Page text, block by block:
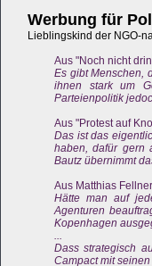
Werbung für
Lieblingskind der NGO-
Aus "Noch nicht
Es gibt Menschen,
ihnen stark um
Parteienpolitik
Aus "Protest auf
Das ist das
haben, dafür gern
Bautz übernimmt
Aus Matthias
Hätte man auf
Agenturen
Kopenhagen
...
Dass strategisch
Campact mit